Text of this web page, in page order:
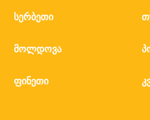
სერბეთი
მოლდოვა
ფინეთი